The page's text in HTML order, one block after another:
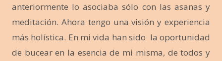
anteriormente lo asociaba sólo con las asanas y
meditación. Ahora tengo una visión y experiencia
más holística. En mi vida han sido la oportunidad
de bucear en la esencia de mi misma, de todos y